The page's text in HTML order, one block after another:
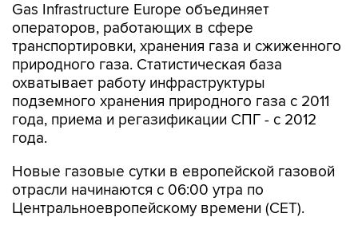
Gas Infrastructure Europe объединяет
операторов, работающих в сфере
транспортировки, хранения газа и сжиженного
природного газа. Статистическая база
охватывает работу инфраструктуры
подземного хранения природного газа с 2011
года, приема и регазификации СПГ - с 2012
года.
Новые газовые сутки в европейской газовой
отрасли начинаются c 06:00 утра по
Центральноевропейскому времени (CET).